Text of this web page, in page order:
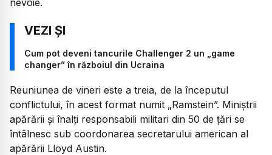
Cum pot deveni tancurile Challenger 2 un „game
changer” în războiul din Ucraina
Reuniunea de vineri este a treia, de la începutul
conflictului, în acest format numit „Ramstein”. Miniştrii
apărării şi înalţi responsabili militari din 50 de ţări se
întâlnesc sub coordonarea secretarului american al
apărării Lloyd Austin.